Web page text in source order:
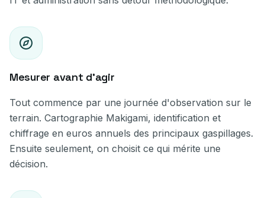
Mesurer avant d’agir
Tout commence par une journée d'observation sur le
terrain. Cartographie Makigami, identification et
chiffrage en euros annuels des principaux gaspillages.
Ensuite seulement, on choisit ce qui mérite une
décision.